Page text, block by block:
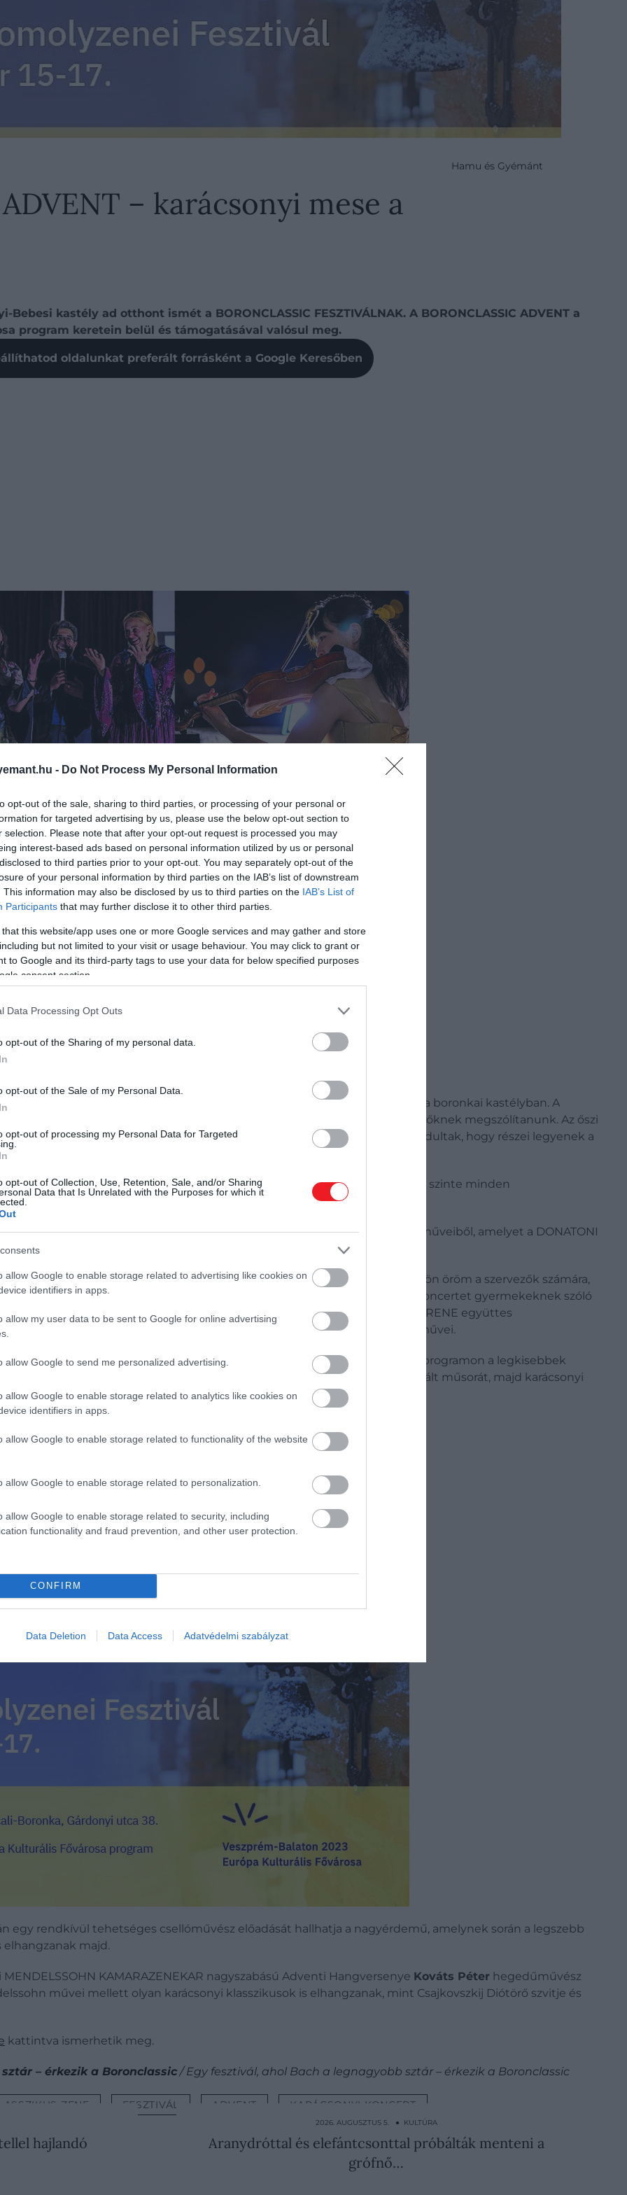
- Do Not Process My Personal Information
opt-out of the sale, sharing to third parties, or processing of your personal or
for targeted advertising by us, please use the below opt-out section to
selection. Please note that after your opt-out request is processed you may
interest-based ads based on personal information utilized by us or personal
to third parties prior to your opt-out. You may separately opt-out of the
of your personal information by third parties on the IAB’s list of downstream
This information may also be disclosed by us to third parties on the IAB’s List of
Participants that may further disclose it to other third parties.
that this website/app uses one or more Google services and may gather and store
but not limited to your visit or usage behaviour. You may click to grant or
to Google and its third-party tags to use your data for below specified purposes
consent section.
Data Processing Opt Outs
opt-out of the Sharing of my personal data.
opt-out of the Sale of my Personal Data.
opt-out of processing my Personal Data for Targeted
opt-out of Collection, Use, Retention, Sale, and/or Sharing
Data that Is Unrelated with the Purposes for which it
allow Google to enable storage related to advertising like cookies on
identifiers in apps.
allow my user data to be sent to Google for online advertising
allow Google to send me personalized advertising.
allow Google to enable storage related to analytics like cookies on
identifiers in apps.
allow Google to enable storage related to functionality of the website
allow Google to enable storage related to personalization.
allow Google to enable storage related to security, including
functionality and fraud prevention, and other user protection.
CONFIRM
Data Deletion Data Access Adatvédelmi szabályzat
Hamu és Gyémánt
– karácsonyi mese a
Bebesi kastély ad otthont ismét a BORONCLASSIC FESZTIVÁLNAK. A BORONCLASSIC ADVENT a
program keretein belül és támogatásával valósul meg.
oldalunkat preferált forrásként a Google Keresőben
KOMOLYZENEI FESZTIVÁLT követően ismét felcsendülnek a dallamok a boronkai kastélyban. A
de a régió komolyzene iránt érdeklődő közönségét is sikerült a szervezőknek megszólítanunk. Az őszi
településekről érkezett, de sokan Budapestről és külföldről is útnak indultak, hogy részei legyenek a
mesevilággá alakul.
össze a BORONCLASSIC ADVENT műsorát, amely korokon ível át és szinte minden
Medgyesi Zsoltzongoraművész ad koncertet Schuman és Chopin műveiből, amelyet a DONATONI
növendékeinek rendhagyó matinékoncertje kiemelt fontossággal bír. Külön öröm a szervezők számára,
szerzett zenei élmények hatására kezdett zenét tanulni. A matinékoncertet gyermekeknek szóló
koncerteken a barokk zene kerül a középpontba az ENSEMBLE FONTE PIRENE együttes
hegedűn és furulyán csendülnek fel a legkiválóbb barokk zeneszerzők művei.
telik. Délelőtt a Diótörő gyermekszemmel című zenés, audiovizuális programon a legkisebbek
balettigazgató által kifejezetten a Boronclassic Fesztiválra koreografált műsorát, majd karácsonyi
egy rendkívül tehetséges csellóművész előadását hallhatja a nagyérdemű, amelynek során a legszebb
majd.
KAMARAZENEKAR nagyszabású Adventi Hangversenye Kováts Péter hegedűművész
művei mellett olyan karácsonyi klasszikusok is elhangzanak, mint Csajkovszkij Diótörő szvitje és
kattintva ismerhetik meg.
– érkezik a Boronclassic/ Egy fesztivál, ahol Bach a legnagyobb sztár – érkezik a Boronclassic
ZENE FESZTIVÁL ADVENT KARÁCSONYI KONCERT
hajlandó
2026. AUGUSZTUS 5. ● KULTÚRA
Aranydróttal és elefántcsonttal próbálták menteni a
grófnő…